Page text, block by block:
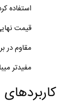
استفاده
قیمت
مقاوم در
مفیدتر